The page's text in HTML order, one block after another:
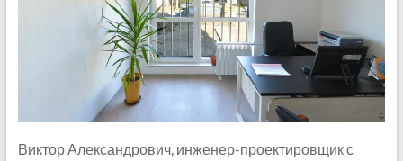
Виктор Александрович, инженер-проектировщик с